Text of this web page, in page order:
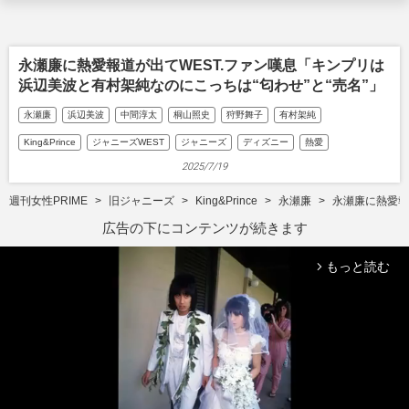
永瀬廉に熱愛報道が出てWEST.ファン嘆息「キンプリは
浜辺美波と有村架純なのにこっちは“匂わせ”と“売名”」
永瀬廉 浜辺美波 中間淳太 桐山照史 狩野舞子 有村架純
King&Prince ジャニーズWEST ジャニーズ ディズニー 熱愛
2025/7/19
週刊女性PRIME 旧ジャニーズ King&Prince 永瀬廉 永瀬廉に熱愛
広告の下にコンテンツが続きます
arrow_forward_ios もっと読む